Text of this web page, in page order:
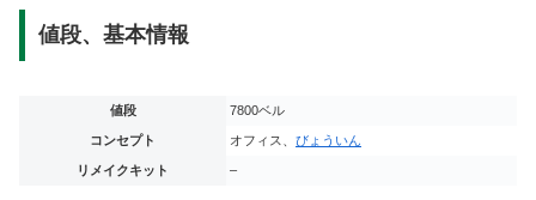
値段、基本情報
値段 7800ベル
コンセプト オフィス、 びょういん
リメイクキット –